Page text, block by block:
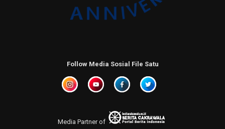
Follow Media Sosial File Satu
Media Partner of